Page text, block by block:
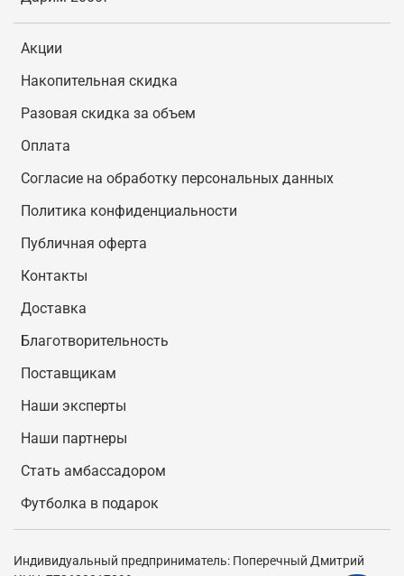
Акции
Накопительная скидка
Разовая скидка за объем
Оплата
Согласие на обработку персональных данных
Политика конфиденциальности
Публичная оферта
Контакты
Доставка
Благотворительность
Поставщикам
Наши эксперты
Наши партнеры
Стать амбассадором
Футболка в подарок
Индивидуальный предприниматель: Поперечный Дмитрий